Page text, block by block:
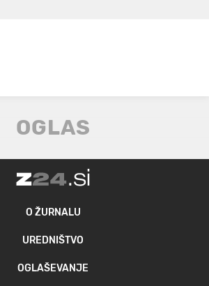
O ŽURNALU
UREDNIŠTVO
OGLAŠEVANJE